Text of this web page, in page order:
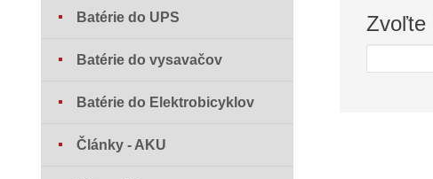
Zvoľte
Batérie do UPS
Batérie do vysavačov
Batérie do Elektrobicyklov
Články - AKU